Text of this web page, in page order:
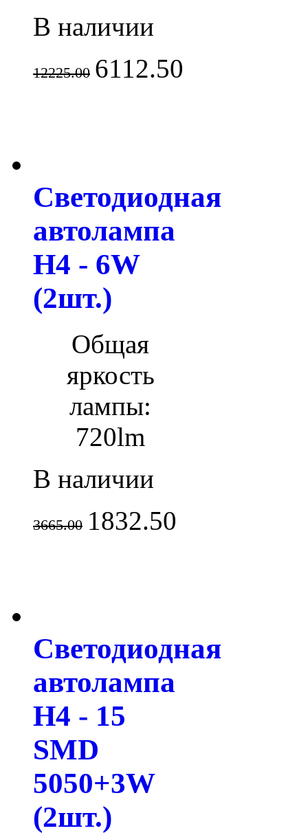
В наличии
12225.00 6112.50
Светодиодная
автолампа
H4 - 6W
(2шт.)
Общая
яркость
лампы:
720lm
В наличии
3665.00 1832.50
Светодиодная
автолампа
H4 - 15
SMD
5050+3W
(2шт.)